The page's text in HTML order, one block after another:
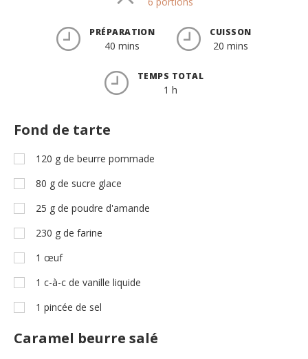
PRÉPARATION
40 mins
CUISSON
20 mins
TEMPS TOTAL
1 h
Fond de tarte
120 g de beurre pommade
80 g de sucre glace
25 g de poudre d'amande
230 g de farine
1 œuf
1 c-à-c de vanille liquide
1 pincée de sel
Caramel beurre salé